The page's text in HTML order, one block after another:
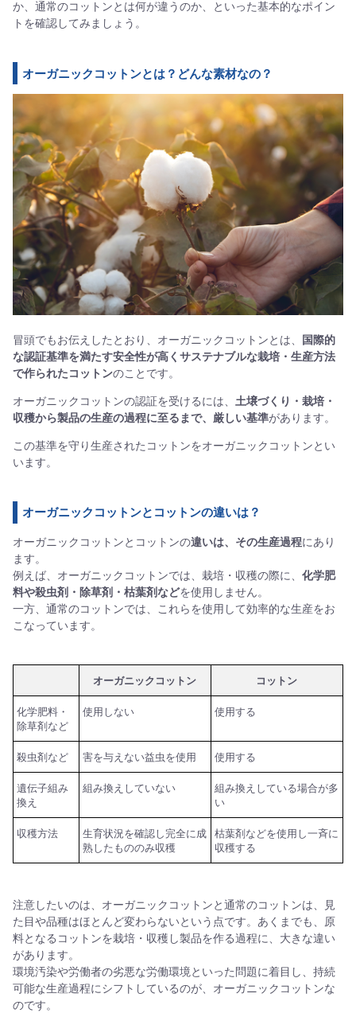
か、通常のコットンとは何が違うのか、といった基本的なポイン
トを確認してみましょう。
オーガニックコットンとは？どんな素材なの？
冒頭でもお伝えしたとおり、オーガニックコットンとは、 国際的
な認証基準を満たす安全性が高くサステナブルな栽培・生産方法
で作られたコットンのことです。
オーガニックコットンの認証を受けるには、 土壌づくり・栽培・
収穫から製品の生産の過程に至るまで、厳しい基準があります。
この基準を守り生産されたコットンをオーガニックコットンとい
います。
オーガニックコットンとコットンの違いは？
オーガニックコットンとコットンの違いは、その生産過程にあり
ます。
例えば、オーガニックコットンでは、栽培・収穫の際に、 化学肥
料や殺虫剤・除草剤・枯葉剤などを使用しません。
一方、通常のコットンでは、これらを使用して効率的な生産をお
こなっています。
オーガニックコットン コットン
化学肥料・
除草剤など
使用しない 使用する
殺虫剤など 害を与えない益虫を使用 使用する
遺伝子組み
換え
組み換えしていない
組み換えしている場合が多
い
収穫方法 生育状況を確認し完全に成
熟したもののみ収穫
枯葉剤などを使用し一斉に
収穫する
注意したいのは、オーガニックコットンと通常のコットンは、見
た目や品種はほとんど変わらないという点です。あくまでも、原
料となるコットンを栽培・収穫し製品を作る過程に、大きな違い
があります。
環境汚染や労働者の劣悪な労働環境といった問題に着目し、持続
可能な生産過程にシフトしているのが、オーガニックコットンな
のです。